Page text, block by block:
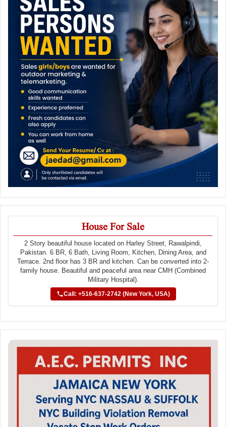
House For Sale
2 Story beautiful house located on Harley Street, Rawalpindi,
Pakistan. 6 BR, 6 Bath, Living Room, Kitchen, Dining Area, and
Terrace. 2nd floor has 3 BR and kitchen. Can be converted into 2-
family house. Beautiful and peaceful area near CMH (Combined
Military Hospital).
Call: +516-637-2742 (New York, USA)